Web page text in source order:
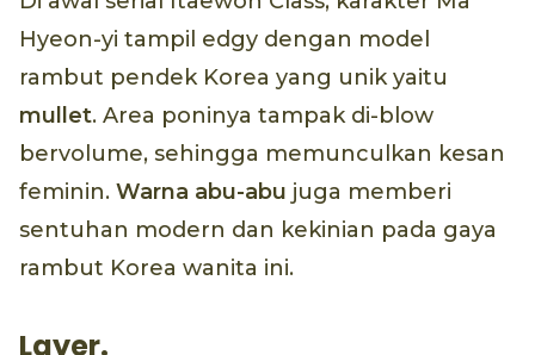
Hyeon-yi tampil edgy dengan model
rambut pendek Korea yang unik yaitu
mullet. Area poninya tampak di-blow
bervolume, sehingga memunculkan kesan
feminin. Warna abu-abu juga memberi
sentuhan modern dan kekinian pada gaya
rambut Korea wanita ini.
Layer.